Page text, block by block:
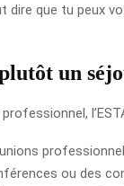
dire que tu peux
un
ou des